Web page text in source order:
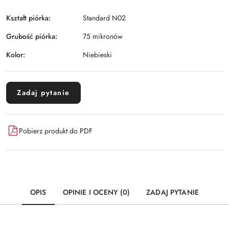
Kształt piórka:
Standard N02
Grubość piórka:
75 mikronów
Kolor:
Niebieski
Zadaj pytanie
Pobierz produkt do PDF
OPIS OPINIE I OCENY (0) ZADAJ PYTANIE